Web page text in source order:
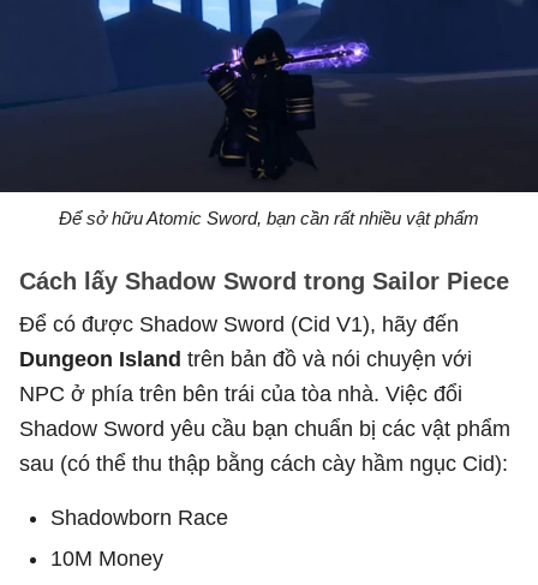
Để sở hữu Atomic Sword, bạn cần rất nhiều vật phẩm
Cách lấy Shadow Sword trong Sailor Piece
Để có được Shadow Sword (Cid V1), hãy đến
Dungeon Island trên bản đồ và nói chuyện với
NPC ở phía trên bên trái của tòa nhà. Việc đổi
Shadow Sword yêu cầu bạn chuẩn bị các vật phẩm
sau (có thể thu thập bằng cách cày hầm ngục Cid):
Shadowborn Race
10M Money